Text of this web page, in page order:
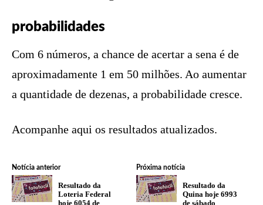
probabilidades
Com 6 números, a chance de acertar a sena é de
aproximadamente 1 em 50 milhões. Ao aumentar
a quantidade de dezenas, a probabilidade cresce.
Acompanhe aqui os resultados atualizados.
Notícia anterior
Resultado da
Loteria Federal
hoje 6054 de
Próxima notícia
Resultado da
Quina hoje 6993
de sábado